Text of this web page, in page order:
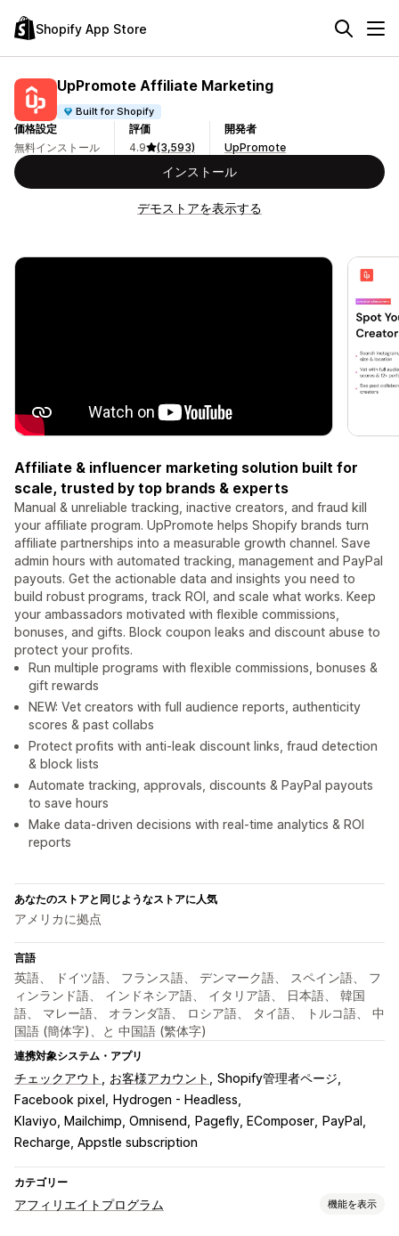
Shopify App Store
UpPromote Affiliate Marketing
Built for Shopify
価格設定
無料インストール
評価
4.9
(3,593)
開発者
UpPromote
インストール
デモストアを表示する
Affiliate & influencer marketing solution built for
scale, trusted by top brands & experts
Manual & unreliable tracking, inactive creators, and fraud kill
your affiliate program. UpPromote helps Shopify brands turn
affiliate partnerships into a measurable growth channel. Save
admin hours with automated tracking, management and PayPal
payouts. Get the actionable data and insights you need to
build robust programs, track ROI, and scale what works. Keep
your ambassadors motivated with flexible commissions,
bonuses, and gifts. Block coupon leaks and discount abuse to
protect your profits.
Run multiple programs with flexible commissions, bonuses &
gift rewards
NEW: Vet creators with full audience reports, authenticity
scores & past collabs
Protect profits with anti-leak discount links, fraud detection
& block lists
Automate tracking, approvals, discounts & PayPal payouts
to save hours
Make data-driven decisions with real-time analytics & ROI
reports
あなたのストアと同じようなストアに人気
アメリカに拠点
言語
英語、 ドイツ語、 フランス語、 デンマーク語、 スペイン語、 フ
ィンランド語、 インドネシア語、 イタリア語、 日本語、 韓国
語、 マレー語、 オランダ語、 ロシア語、 タイ語、 トルコ語、 中
国語 (簡体字)、と 中国語 (繁体字)
連携対象システム・アプリ
チェックアウト お客様アカウント
Shopify管理者ページ
Facebook pixel
Hydrogen - Headless
Klaviyo, Mailchimp, Omnisend
Pagefly, EComposer
PayPal
Recharge, Appstle subscription
カテゴリー
アフィリエイトプログラム 機能を表示